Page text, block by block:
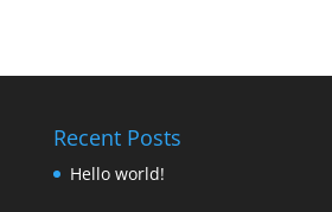
Recent Posts
Hello world!